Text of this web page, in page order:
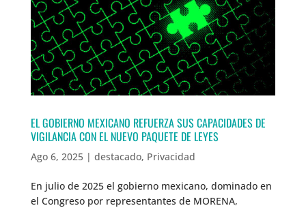
EL GOBIERNO MEXICANO REFUERZA SUS CAPACIDADES DE
VIGILANCIA CON EL NUEVO PAQUETE DE LEYES
Ago 6, 2025| destacado, Privacidad
En julio de 2025 el gobierno mexicano, dominado en
el Congreso por representantes de MORENA,